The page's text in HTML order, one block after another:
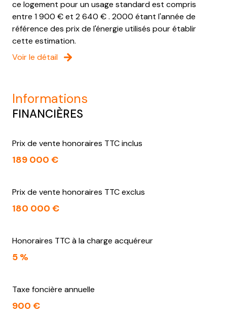
ce logement pour un usage standard est compris
entre 1 900 € et 2 640 € . 2000 étant l'année de
référence des prix de l'énergie utilisés pour établir
cette estimation.
Voir le détail
informations
FINANCIÈRES
Prix de vente honoraires TTC inclus
189 000 €
Prix de vente honoraires TTC exclus
180 000 €
Honoraires TTC à la charge acquéreur
5 %
Taxe foncière annuelle
900 €